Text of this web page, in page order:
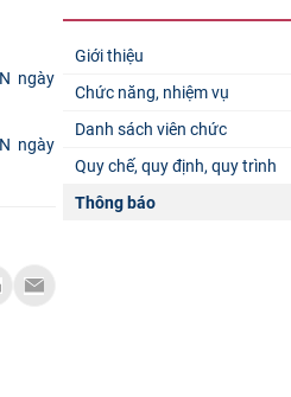
ngày
Giới thiệu
Chức năng, nhiệm vụ
Danh sách viên chức
Quy chế, quy định, quy trình
Thông báo